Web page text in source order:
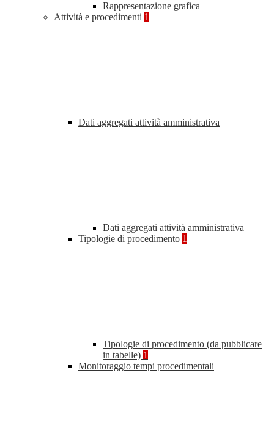
Rappresentazione grafica
Attività e procedimenti 1
Dati aggregati attività amministrativa
Dati aggregati attività amministrativa
Tipologie di procedimento 1
Tipologie di procedimento (da pubblicare
in tabelle) 1
Monitoraggio tempi procedimentali